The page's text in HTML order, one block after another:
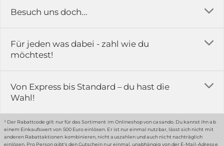
Impressum
Rückgabe & Reklamation
Widerrufsrecht
Datenschutz-Einstellung
Erklärung zur Barrierefreiheit
Erfahrungsberichte & Bewertungen
Kontakt
Karriere
Gewerbekunden
Grounding Page
Besuch uns doch...
in der Ausstellung...
51789 Lindlar
Hinweis:
Für jeden was dabei - zahl wie du
möchtest!
Von Express bis Standard – du hast die
Wahl!
¹ Der Rabattcode gilt nur für das Sortiment im Onlineshop von casando. Du kannst ihn ab
einem Einkaufswert von 500 Euro einlösen. Er ist nur einmal nutzbar, lässt sich nicht mit
anderen Rabattaktionen kombinieren, nicht auszahlen und auch nicht nachträglich
einlösen. Pro Person gibt's den Gutschein nur einmal, unabhängig von der E-Mail-Adresse